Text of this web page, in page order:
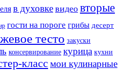
в духовке видео вторые
гости на пороге грибы десерт
тесто закуски
консервирование курица кухни
класс мои кулинарные